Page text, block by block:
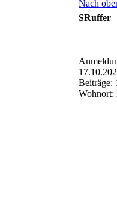
Nach
SRuffer
Beiträge: